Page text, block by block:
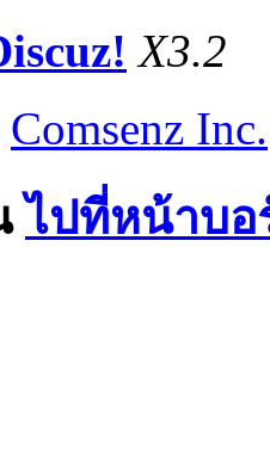
X3.2
Comsenz Inc.
ไปที่หน้าบอ